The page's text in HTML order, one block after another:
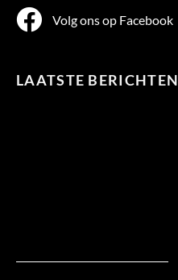
Volg ons op Facebook
LAATSTE BERICHTEN